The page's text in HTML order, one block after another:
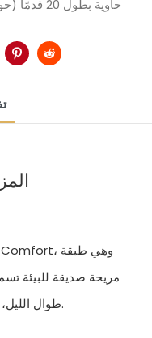
حاوية بطول 20 قدمًا (حوالي 150 قطعة)
مريحة صديقة للبيئة
طوال الليل، كما أنها قابلة للتهوية وداعمة وتمنع التكتل.